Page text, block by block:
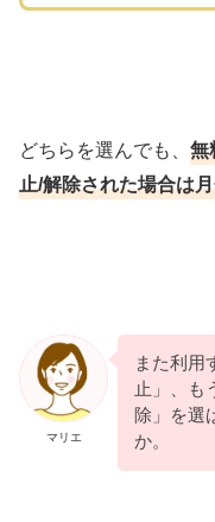
どちらを選んでも、無
止/解除された場合は
マリエ
また利用
止」、も
除」を選
か。